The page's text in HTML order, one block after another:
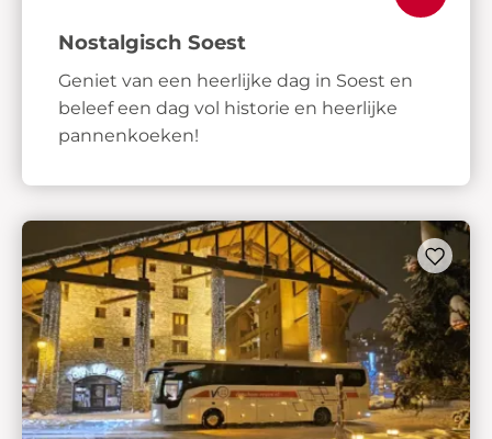
Nostalgisch Soest
Geniet van een heerlijke dag in Soest en
beleef een dag vol historie en heerlijke
pannenkoeken!